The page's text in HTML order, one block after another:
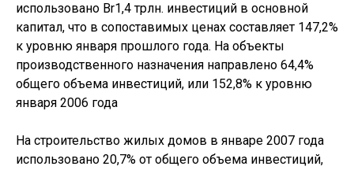
использовано Br1,4 трлн. инвестиций в основной
капитал, что в сопоставимых ценах составляет 147,2%
к уровню января прошлого года. На объекты
производственного назначения направлено 64,4%
общего объема инвестиций, или 152,8% к уровню
января 2006 года
На строительство жилых домов в январе 2007 года
использовано 20,7% от общего объема инвестиций,